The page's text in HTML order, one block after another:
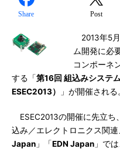
Share Post
2013年5
ム開発に必
コンポーネ
する「第16回 組込みシステ
ESEC2013）
」が開催される
ESEC2013の開催に先立ち
込み／エレクトロニクス関連
Japan 」「EDN Japan 」では